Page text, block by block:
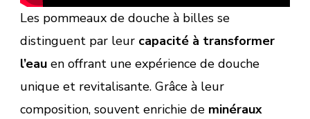
Les pommeaux de douche à billes se
distinguent par leur capacité à transformer
l’eau en offrant une expérience de douche
unique et revitalisante. Grâce à leur
composition, souvent enrichie de minéraux